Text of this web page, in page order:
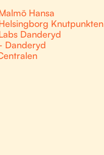
Hansa
Knutpunkten
Danderyd
Danderyd